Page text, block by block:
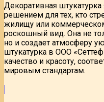
Декоративная
решением для тех, кто
жилищу или
роскошный вид. Она не
но и создает атмосферу
штукатурка в ООО
качество и красоту,
мировым стандартам.